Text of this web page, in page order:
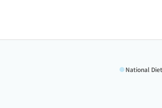
National